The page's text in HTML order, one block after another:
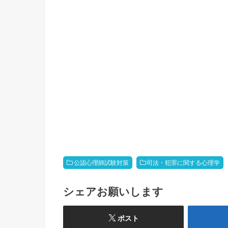
公認心理師試験対策 司法・犯罪に関する心理学
シェアお願いします
ポスト